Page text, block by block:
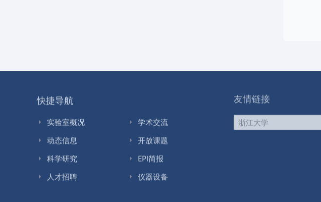
快捷导航
实验室概况
动态信息
科学研究
人才招聘
学术交流
开放课题
EPI简报
仪器设备
友情链接